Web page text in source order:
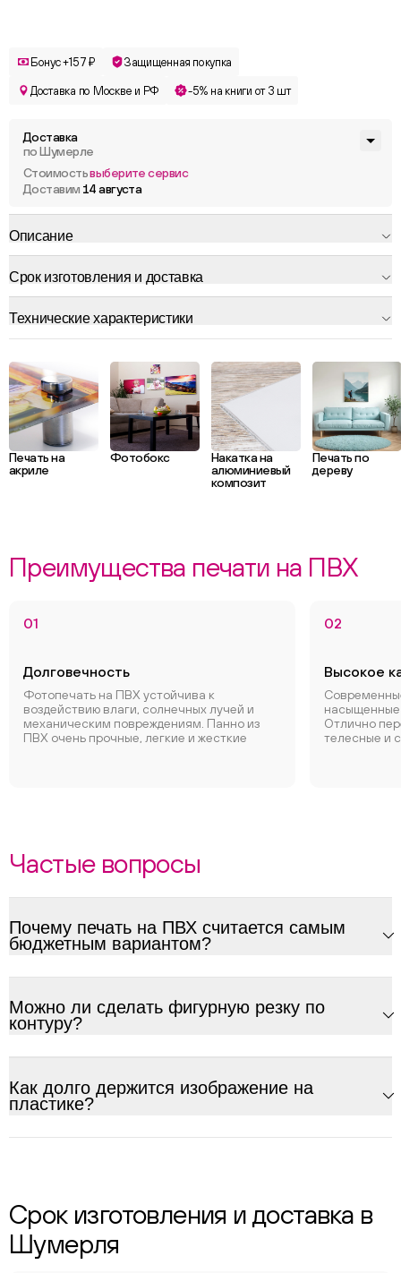
Бонус +157 ₽ Защищенная покупка
Доставка по Москве и РФ -5% на книги от 3 шт
Доставка
по Шумерле
Стоимостьвыберите сервис
Доставим 14 августа
Описание
Срок изготовления и доставка
Технические характеристики
Печать на
акриле
Фотобокс
Накатка на
алюминиевый
композит
Печать по
дереву
Преимущества печати на ПВХ
01
Долговечность
Фотопечать на ПВХ устойчива к
воздействию влаги, солнечных лучей и
механическим повреждениям. Панно из
ПВХ очень прочные, легкие и жесткие
02
Высокое
насыщенные
Отлично
телесные и
Частые вопросы
Почему печать на ПВХ считается самым
бюджетным вариантом?
Можно ли сделать фигурную резку по
контуру?
Как долго держится изображение на
пластике?
Срок изготовления и доставка в
Шумерля